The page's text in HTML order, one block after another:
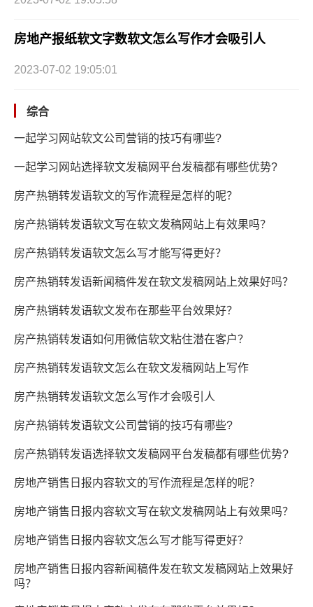
房地产报纸软文字数软文怎么写作才会吸引人
2023-07-02 19:05:01
综合
一起学习网站软文公司营销的技巧有哪些?
一起学习网站选择软文发稿网平台发稿都有哪些优势?
房产热销转发语软文的写作流程是怎样的呢？
房产热销转发语软文写在软文发稿网站上有效果吗？
房产热销转发语软文怎么写才能写得更好？
房产热销转发语新闻稿件发在软文发稿网站上效果好吗？
房产热销转发语软文发布在那些平台效果好？
房产热销转发语如何用微信软文粘住潜在客户？
房产热销转发语软文怎么在软文发稿网站上写作
房产热销转发语软文怎么写作才会吸引人
房产热销转发语软文公司营销的技巧有哪些?
房产热销转发语选择软文发稿网平台发稿都有哪些优势?
房地产销售日报内容软文的写作流程是怎样的呢？
房地产销售日报内容软文写在软文发稿网站上有效果吗？
房地产销售日报内容软文怎么写才能写得更好？
房地产销售日报内容新闻稿件发在软文发稿网站上效果好
吗？